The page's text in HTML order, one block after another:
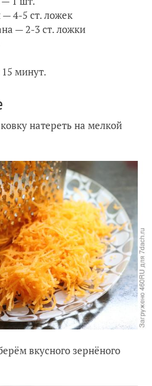
4-5 ст. ложек
— 2-3 ст. ложки
минут.
натереть на мелкой
вкусного зернёного